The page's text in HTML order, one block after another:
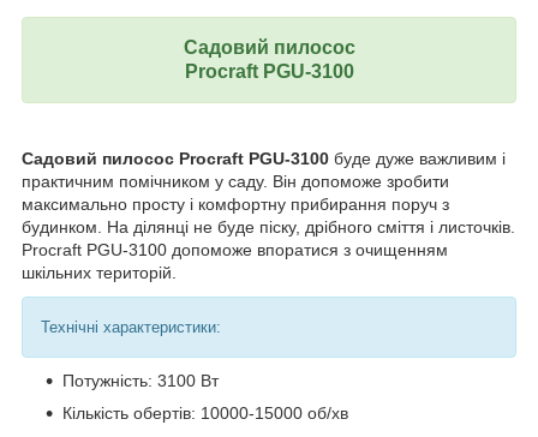
Садовий пилосос
Procraft PGU-3100
Садовий пилосос Procraft PGU-3100 буде дуже важливим і
практичним помічником у саду. Він допоможе зробити
максимально просту і комфортну прибирання поруч з
будинком. На ділянці не буде піску, дрібного сміття і листочків.
Procraft PGU-3100 допоможе впоратися з очищенням
шкільних територій.
Технічні характеристики:
Потужність: 3100 Вт
Кількість обертів: 10000-15000 об/хв